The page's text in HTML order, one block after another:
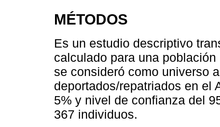
MÉTODOS
Es un estudio descriptivo
calculado para una
se consideró como universo
deportados/repatriados en el
5% y nivel de confianza del
367 individuos.